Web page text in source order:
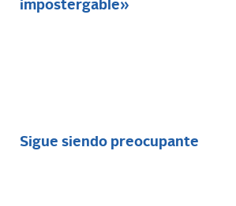
impostergable»
Sigue siendo preocupante